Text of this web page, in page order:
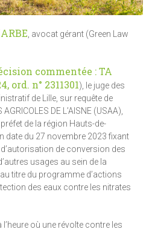
, avocat gérant (Green Law
commentée : TA
ord. n° 2311301), le juge des
de Lille, sur requête de
AGRICOLES DE L’AISNE (USAA),
préfet de la région Hauts-de-
date du 27 novembre 2023 fixant
de conversion des
usages au sein de la
titre du programme d’actions
des eaux contre les nitrates
où une révolte contre les